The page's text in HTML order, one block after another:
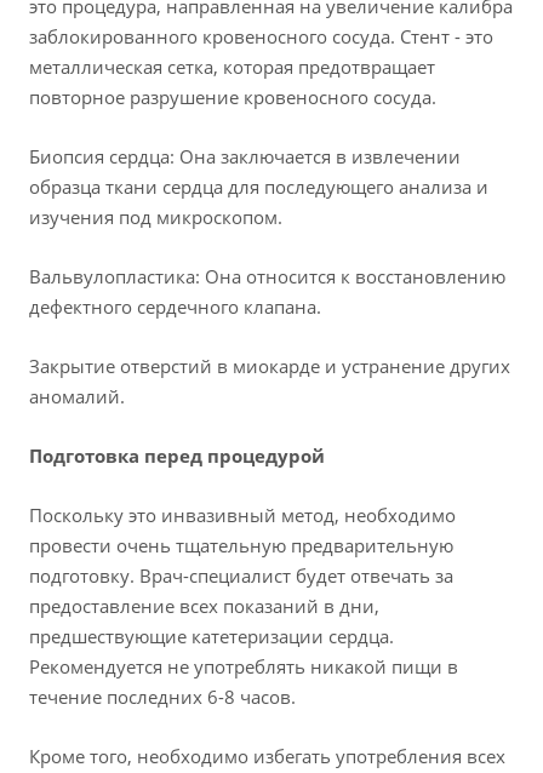
это процедура, направленная на увеличение калибра
заблокированного кровеносного сосуда. Стент - это
металлическая сетка, которая предотвращает
повторное разрушение кровеносного сосуда.
Биопсия сердца: Она заключается в извлечении
образца ткани сердца для последующего анализа и
изучения под микроскопом.
Вальвулопластика: Она относится к восстановлению
дефектного сердечного клапана.
Закрытие отверстий в миокарде и устранение других
аномалий.
Подготовка перед процедурой
Поскольку это инвазивный метод, необходимо
провести очень тщательную предварительную
подготовку. Врач-специалист будет отвечать за
предоставление всех показаний в дни,
предшествующие катетеризации сердца.
Рекомендуется не употреблять никакой пищи в
течение последних 6-8 часов.
Кроме того, необходимо избегать употребления всех